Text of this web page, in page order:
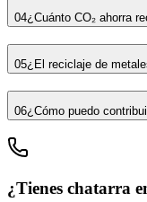
04¿Cuánto CO₂ ahorra
05¿El reciclaje de
06¿Cómo puedo
¿Tienes chatarra